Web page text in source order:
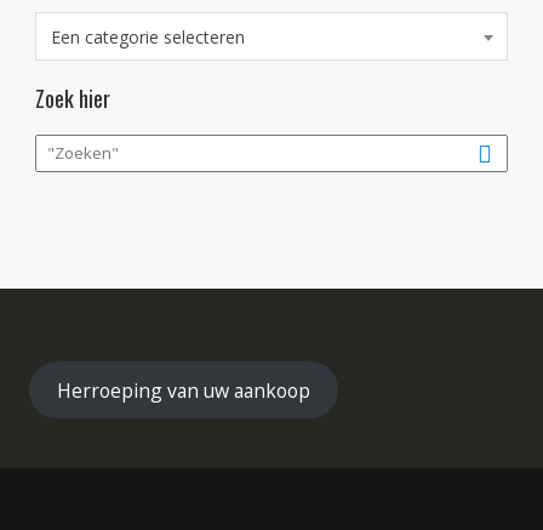
Een categorie selecteren
Zoek hier
Herroeping van uw aankoop